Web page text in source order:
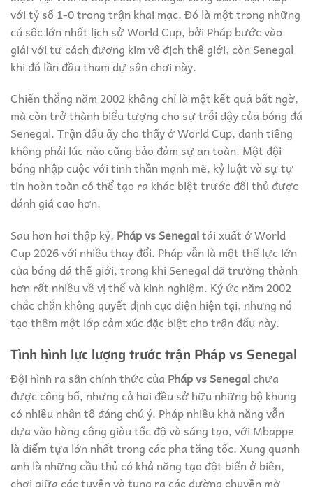
với tỷ số 1-0 trong trận khai mạc. Đó là một trong những
cú sốc lớn nhất lịch sử World Cup, bởi Pháp bước vào
giải với tư cách đương kim vô địch thế giới, còn Senegal
khi đó lần đầu tham dự sân chơi này.
Chiến thắng năm 2002 không chỉ là một kết quả bất ngờ,
mà còn trở thành biểu tượng cho sự trỗi dậy của bóng đá
Senegal. Trận đấu ấy cho thấy ở World Cup, danh tiếng
không phải lúc nào cũng bảo đảm sự an toàn. Một đội
bóng nhập cuộc với tinh thần mạnh mẽ, kỷ luật và sự tự
tin hoàn toàn có thể tạo ra khác biệt trước đối thủ được
đánh giá cao hơn.
Sau hơn hai thập kỷ, Pháp vs Senegaltái xuất ở World
Cup 2026 với nhiều thay đổi. Pháp vẫn là một thế lực lớn
của bóng đá thế giới, trong khi Senegal đã trưởng thành
hơn rất nhiều về vị thế và kinh nghiệm. Ký ức năm 2002
chắc chắn không quyết định cục diện hiện tại, nhưng nó
tạo thêm một lớp cảm xúc đặc biệt cho trận đấu này.
Tình hình lực lượng trước trận Pháp vs Senegal
Đội hình ra sân chính thức của Pháp vs Senegalchưa
được công bố, nhưng cả hai đều sở hữu những bộ khung
có nhiều nhân tố đáng chú ý. Pháp nhiều khả năng vẫn
dựa vào hàng công giàu tốc độ và sáng tạo, với Mbappe
là điểm tựa lớn nhất trong các pha tăng tốc. Xung quanh
anh là những cầu thủ có khả năng tạo đột biến ở biên,
chơi giữa các tuyến và tung ra các đường chuyền mở